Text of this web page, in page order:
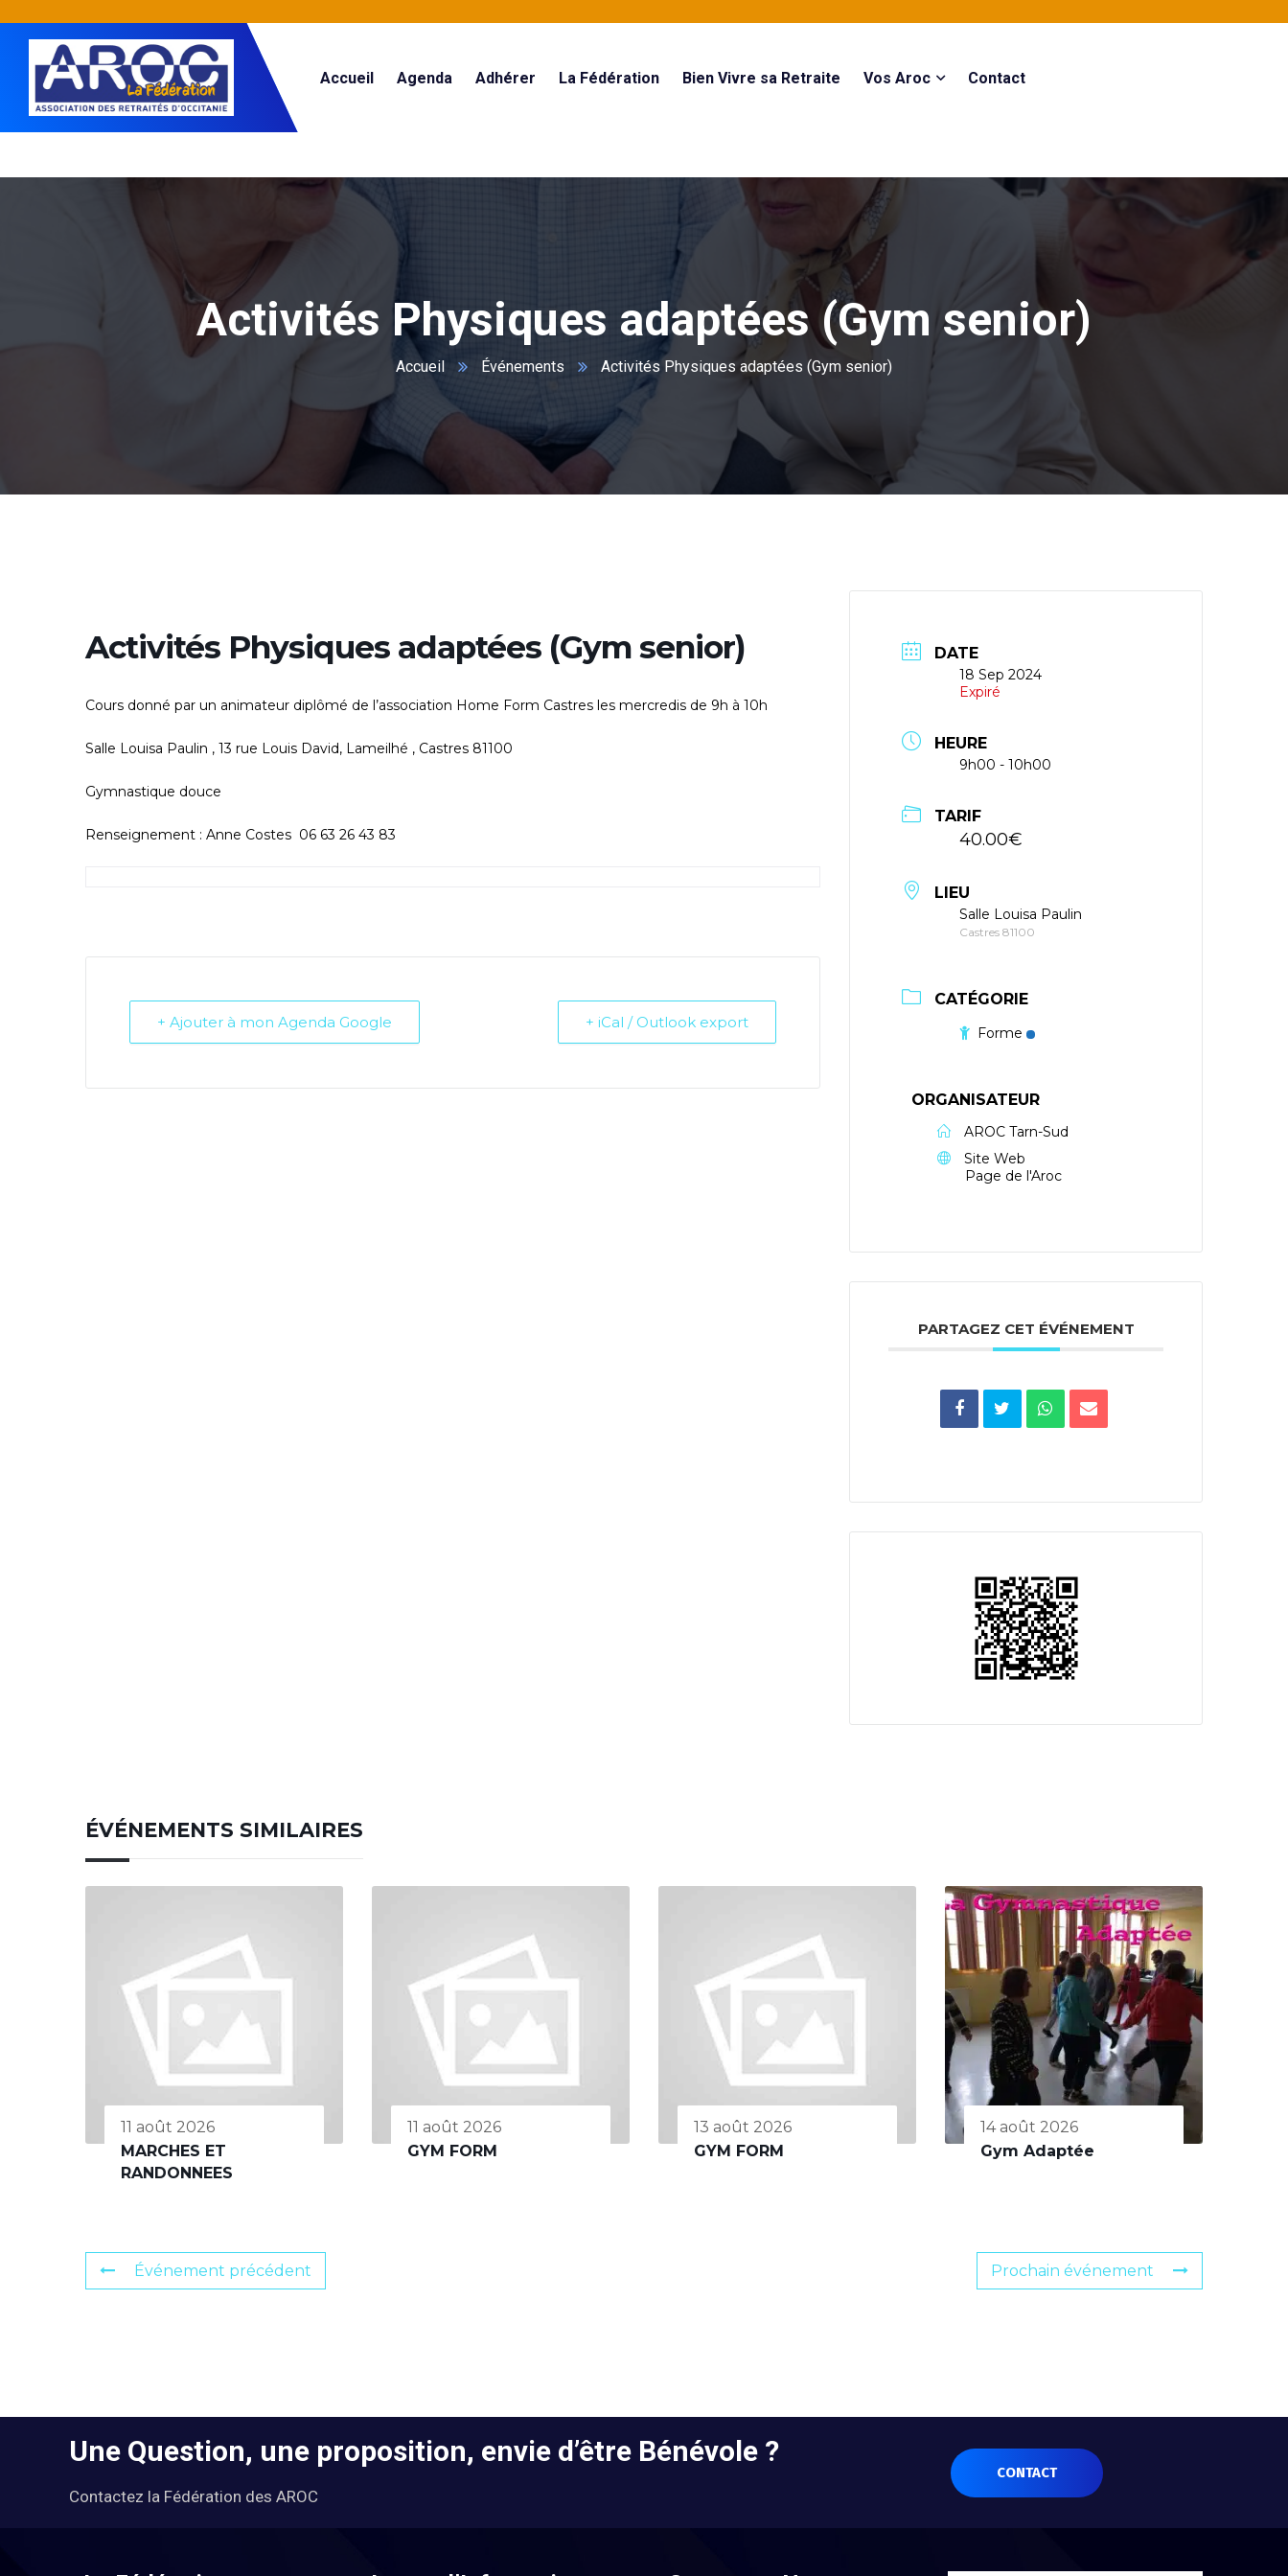
Accueil Agenda Adhérer La Fédération Bien Vivre sa Retraite Vos Aroc Contact
Activités Physiques adaptées (Gym senior)
Accueil Événements Activités Physiques adaptées (Gym senior)
Activités Physiques adaptées (Gym senior)
Cours donné par un animateur diplômé de l’association Home Form Castres les mercredis de 9h à 10h
Salle Louisa Paulin , 13 rue Louis David, Lameilhé , Castres 81100
Gymnastique douce
Renseignement : Anne Costes 06 63 26 43 83
+ Ajouter à mon Agenda Google + iCal / Outlook export
DATE
18 Sep 2024
Expiré
HEURE
9h00 - 10h00
TARIF
40.00€
LIEU
Salle Louisa Paulin
Castres 81100
CATÉGORIE
Forme
ORGANISATEUR
AROC Tarn-Sud
Site Web
Page de l'Aroc
PARTAGEZ CET ÉVÉNEMENT
ÉVÉNEMENTS SIMILAIRES
11 août 2026
MARCHES ET
RANDONNEES
11 août 2026
GYM FORM
13 août 2026
GYM FORM
14 août 2026
Gym Adaptée
Événement précédent Prochain événement
Une Question, une proposition, envie d’être Bénévole ?
Contactez la Fédération des AROC
CONTACT